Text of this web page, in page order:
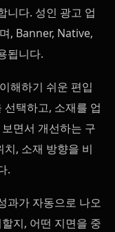
니다. 성인 광고 업
, Banner, Native,
됩니다.
해하기 쉬운 편입
택하고, 소재를 업
면서 개선하는 구
, 소재 방향을 비
.
과가 자동으로 나오
지, 어떤 지면을 중